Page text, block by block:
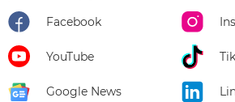
Facebook
YouTube
Google News